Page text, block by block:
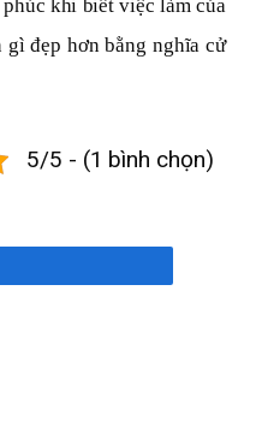
khi biết việc làm của
đẹp hơn bằng nghĩa cử
5/5 - (1 bình chọn)